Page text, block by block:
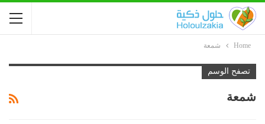
Home شمعة
تصفح الوسم
شمعة